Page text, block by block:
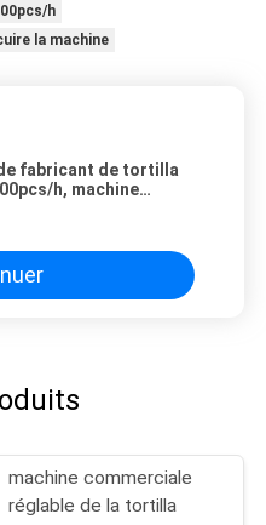
h
la machine
fabricant de tortilla
h, machine
machine commerciale
réglable de la tortilla